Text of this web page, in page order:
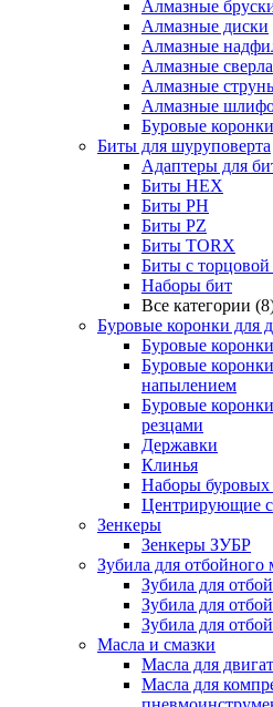
Алмазные
Алмазные диски
Алмазные
Алмазные сверла
Алмазные
Алмазные
Буровые
Биты для шуруповерта
Адаптеры для
Биты HEX
Биты PH
Биты PZ
Биты TORX
Биты с торцовой
Наборы бит
Все категории
Буровые коронки для
Буровые
Буровые
напылением
Буровые
резцами
Державки
Клинья
Наборы буровых
Центрирующие
Зенкеры
Зенкеры ЗУБР
Зубила для отбойного
Зубила для
Зубила для
Зубила для
Масла и смазки
Масла для
Масла для